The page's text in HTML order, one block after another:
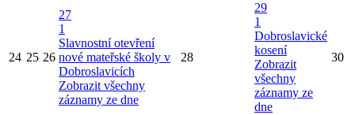
24 25 26
27
1
Slavnostní otevření
nové mateřské školy v
Dobroslavicích
Zobrazit všechny
záznamy ze dne
28
29
1
Dobroslavické
kosení
Zobrazit
všechny
záznamy ze
dne
30